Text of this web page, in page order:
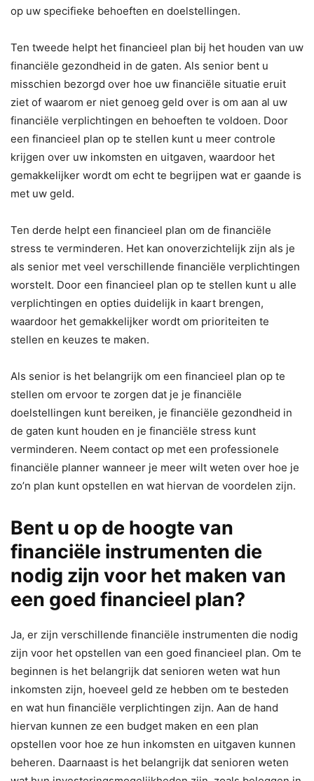
op uw specifieke behoeften en doelstellingen.
Ten tweede helpt het financieel plan bij het houden van uw
financiële gezondheid in de gaten. Als senior bent u
misschien bezorgd over hoe uw financiële situatie eruit
ziet of waarom er niet genoeg geld over is om aan al uw
financiële verplichtingen en behoeften te voldoen. Door
een financieel plan op te stellen kunt u meer controle
krijgen over uw inkomsten en uitgaven, waardoor het
gemakkelijker wordt om echt te begrijpen wat er gaande is
met uw geld.
Ten derde helpt een financieel plan om de financiële
stress te verminderen. Het kan onoverzichtelijk zijn als je
als senior met veel verschillende financiële verplichtingen
worstelt. Door een financieel plan op te stellen kunt u alle
verplichtingen en opties duidelijk in kaart brengen,
waardoor het gemakkelijker wordt om prioriteiten te
stellen en keuzes te maken.
Als senior is het belangrijk om een financieel plan op te
stellen om ervoor te zorgen dat je je financiële
doelstellingen kunt bereiken, je financiële gezondheid in
de gaten kunt houden en je financiële stress kunt
verminderen. Neem contact op met een professionele
financiële planner wanneer je meer wilt weten over hoe je
zo’n plan kunt opstellen en wat hiervan de voordelen zijn.
Bent u op de hoogte van
financiële instrumenten die
nodig zijn voor het maken van
een goed financieel plan?
Ja, er zijn verschillende financiële instrumenten die nodig
zijn voor het opstellen van een goed financieel plan. Om te
beginnen is het belangrijk dat senioren weten wat hun
inkomsten zijn, hoeveel geld ze hebben om te besteden
en wat hun financiële verplichtingen zijn. Aan de hand
hiervan kunnen ze een budget maken en een plan
opstellen voor hoe ze hun inkomsten en uitgaven kunnen
beheren. Daarnaast is het belangrijk dat senioren weten